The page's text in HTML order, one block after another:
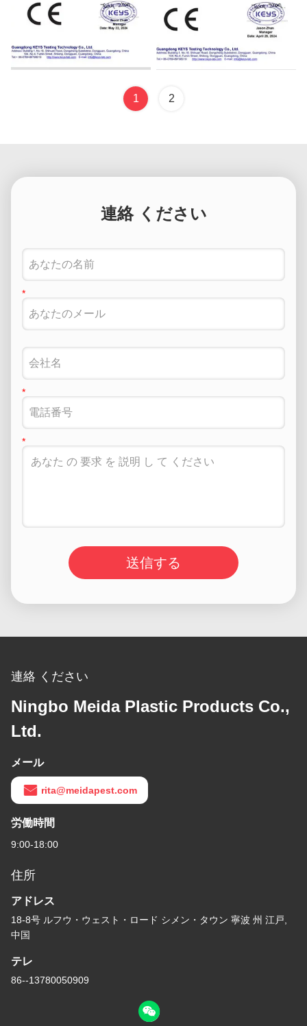
1 2
連絡 ください
送信する
連絡 ください
Ningbo Meida Plastic Products Co.,
Ltd.
メール
rita@meidapest.com
労働時間
9:00-18:00
住所
アドレス
18-8号 ルフウ・ウェスト・ロード シメン・タウン 寧波 州 江戸,
中国
テレ
86--13780050909